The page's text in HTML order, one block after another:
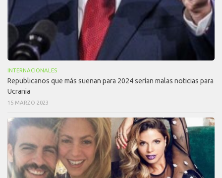
INTERNACIONALES
Republicanos que más suenan para 2024 serían malas noticias para
Ucrania
15 MARZO 2023